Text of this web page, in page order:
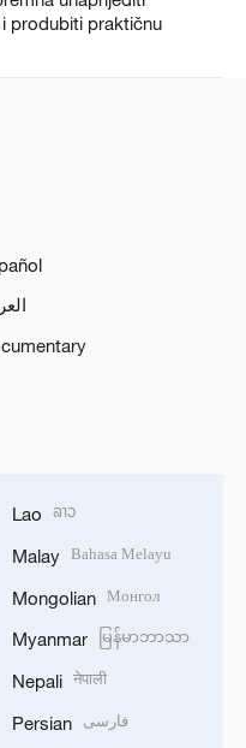
produbiti praktičnu
Lao ລາວ
Malay Bahasa Melayu
Mongolian Монгол
Myanmar မြန်မာဘာသာ
Nepali नेपाली
Persian فارسی